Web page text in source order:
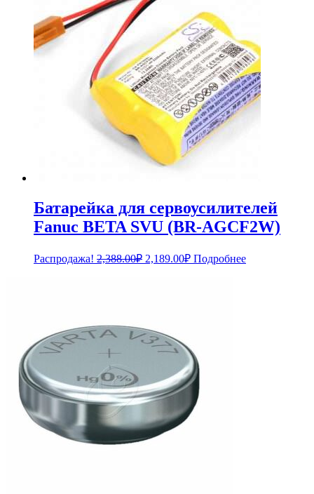
Батарейка для сервоусилителей
Fanuc BETA SVU (BR-AGCF2W)
Распродажа! 2,388.00₽ Первоначальная
2,189.00₽Текущая
цена:
Подробнее